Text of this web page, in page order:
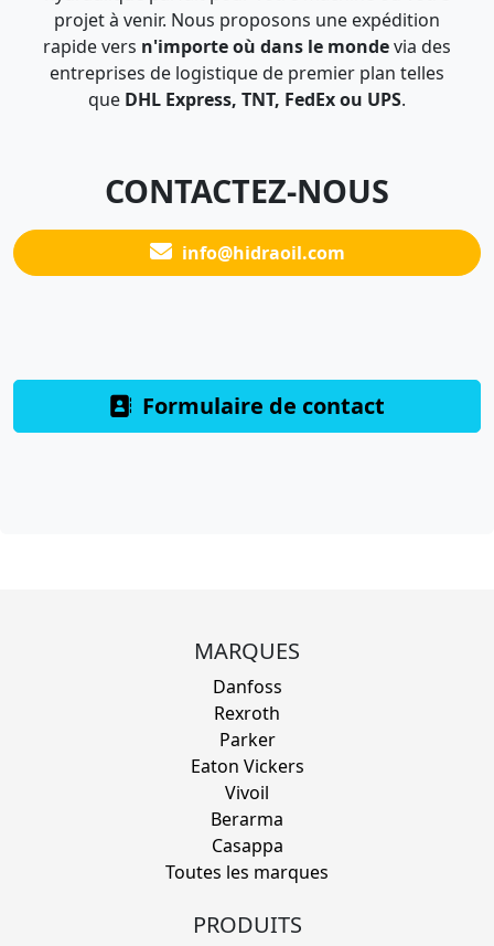
projet à venir. Nous proposons une expédition
rapide vers n'importe où dans le mondevia des
entreprises de logistique de premier plan telles
que DHL Express, TNT, FedEx ou UPS.
CONTACTEZ-NOUS
info@hidraoil.com
Formulaire de contact
MARQUES
Danfoss
Rexroth
Parker
Eaton Vickers
Vivoil
Berarma
Casappa
Toutes les marques
PRODUITS